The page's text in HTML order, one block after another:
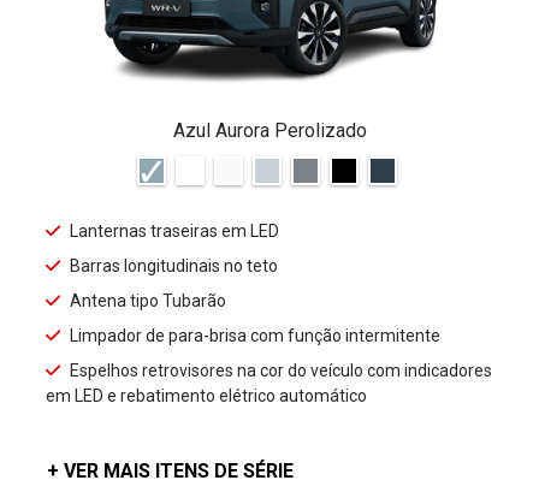
Azul Aurora Perolizado
Lanternas traseiras em LED
Barras longitudinais no teto
Antena tipo Tubarão
Limpador de para-brisa com função intermitente
Espelhos retrovisores na cor do veículo com indicadores
em LED e rebatimento elétrico automático
+ VER MAIS ITENS DE SÉRIE